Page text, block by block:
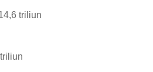
triliun